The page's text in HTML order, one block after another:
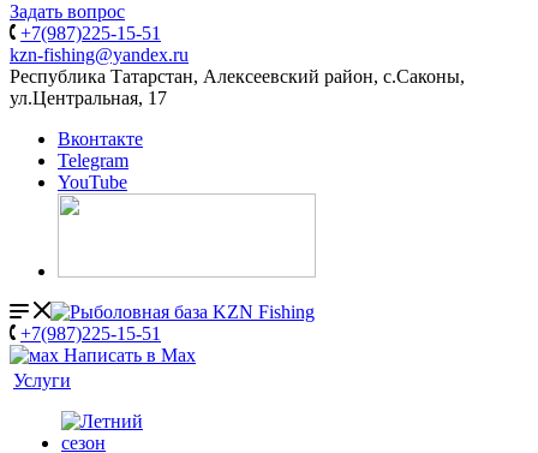
Задать вопрос
+7(987)225-15-51
kzn-fishing@yandex.ru
Республика Татарстан, Алексеевский район, с.Саконы,
ул.Центральная, 17
Вконтакте
Telegram
YouTube
+7(987)225-15-51
Написать в Мах
Услуги